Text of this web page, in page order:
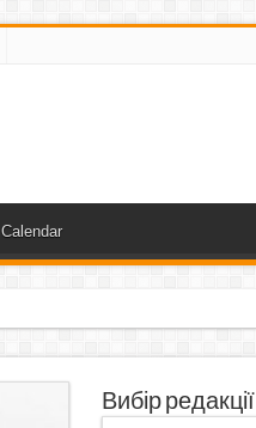
Calendar
Вибір редакції